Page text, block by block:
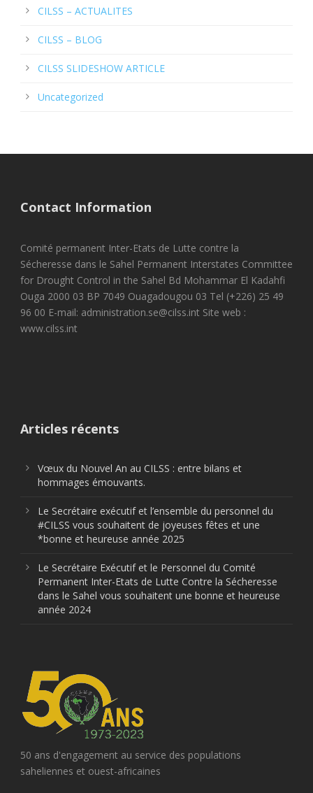
CILSS – ACTUALITES
CILSS – BLOG
CILSS SLIDESHOW ARTICLE
Uncategorized
Contact Information
Comité permanent Inter-Etats de Lutte contre la
Sécheresse dans le Sahel Permanent Interstates Committee
for Drought Control in the Sahel Bd Mohammar El Kadahfi
Ouga 2000 03 BP 7049 Ouagadougou 03 Tel (+226) 25 49
96 00 E-mail: administration.se@cilss.int Site web :
www.cilss.int
Articles récents
Vœux du Nouvel An au CILSS : entre bilans et
hommages émouvants.
Le Secrétaire exécutif et l’ensemble du personnel du
#CILSS vous souhaitent de joyeuses fêtes et une
*bonne et heureuse année 2025
Le Secrétaire Exécutif et le Personnel du Comité
Permanent Inter-Etats de Lutte Contre la Sécheresse
dans le Sahel vous souhaitent une bonne et heureuse
année 2024
50 ans d'engagement au service des populations
saheliennes et ouest-africaines